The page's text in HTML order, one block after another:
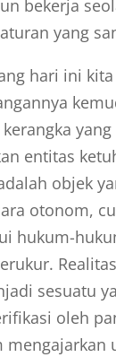
bekerja
yang
hari ini
yang
entitas
objek
otonom,
hukum-
Realitas
sesuatu
oleh
mengajarkan